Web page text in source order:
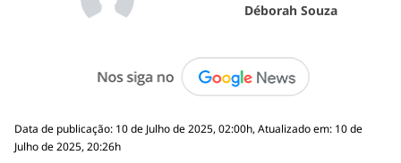
Déborah Souza
Data de publicação: 10 de Julho de 2025, 02:00h, Atualizado em: 10 de
Julho de 2025, 20:26h